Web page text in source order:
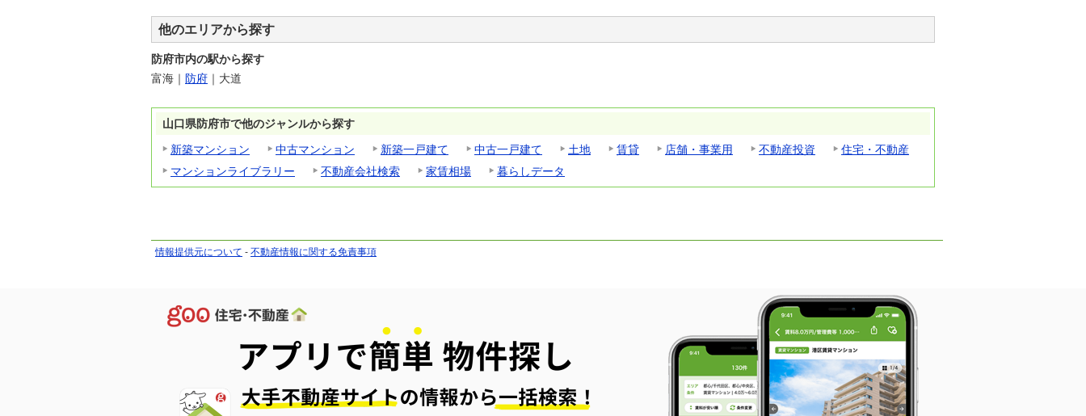
他のエリアから探す
防府市内の駅から探す
富海 ｜ 防府 ｜ 大道
山口県防府市で他のジャンルから探す
新築マンション
中古マンション 新築一戸建て 中古一戸建て 土地 賃貸 店舗・事業用 不動産投資
住宅・不動産
マンションライブラリー
不動産会社検索 家賃相場 暮らしデータ
情報提供元について - 不動産情報に関する免責事項